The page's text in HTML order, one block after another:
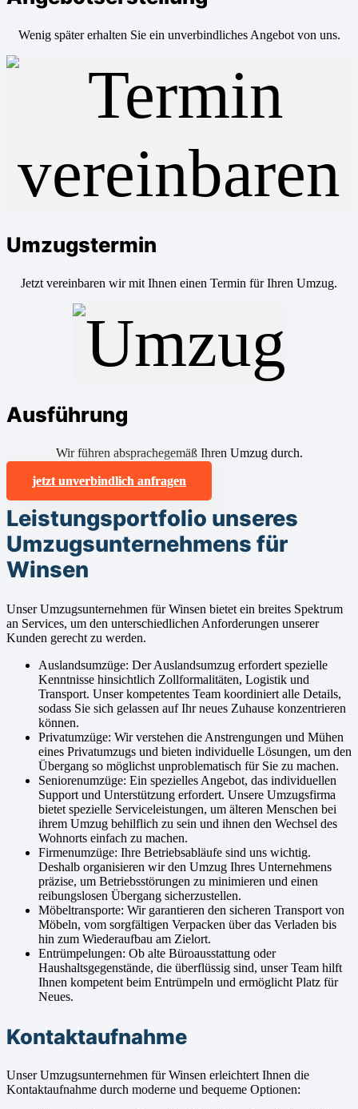
Wenig später erhalten Sie ein unverbindliches Angebot von uns.
Umzugstermin
Jetzt vereinbaren wir mit Ihnen einen Termin für Ihren Umzug.
Ausführung
Wir führen absprachegemäß Ihren Umzug durch.
jetzt unverbindlich anfragen
Leistungsportfolio unseres
Umzugsunternehmens für
Winsen
Unser Umzugsunternehmen für Winsen bietet ein breites Spektrum
an Services, um den unterschiedlichen Anforderungen unserer
Kunden gerecht zu werden.
Auslandsumzüge: Der Auslandsumzug erfordert spezielle
Kenntnisse hinsichtlich Zollformalitäten, Logistik und
Transport. Unser kompetentes Team koordiniert alle Details,
sodass Sie sich gelassen auf Ihr neues Zuhause konzentrieren
können.
Privatumzüge: Wir verstehen die Anstrengungen und Mühen
eines Privatumzugs und bieten individuelle Lösungen, um den
Übergang so möglichst unproblematisch für Sie zu machen.
Seniorenumzüge: Ein spezielles Angebot, das individuellen
Support und Unterstützung erfordert. Unsere Umzugsfirma
bietet spezielle Serviceleistungen, um älteren Menschen bei
ihrem Umzug behilflich zu sein und ihnen den Wechsel des
Wohnorts einfach zu machen.
Firmenumzüge: Ihre Betriebsabläufe sind uns wichtig.
Deshalb organisieren wir den Umzug Ihres Unternehmens
präzise, um Betriebsstörungen zu minimieren und einen
reibungslosen Übergang sicherzustellen.
Möbeltransporte: Wir garantieren den sicheren Transport von
Möbeln, vom sorgfältigen Verpacken über das Verladen bis
hin zum Wiederaufbau am Zielort.
Entrümpelungen: Ob alte Büroausstattung oder
Haushaltsgegenstände, die überflüssig sind, unser Team hilft
Ihnen kompetent beim Entrümpeln und ermöglicht Platz für
Neues.
Kontaktaufnahme
Unser Umzugsunternehmen für Winsen erleichtert Ihnen die
Kontaktaufnahme durch moderne und bequeme Optionen: